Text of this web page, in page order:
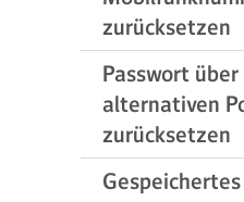
zurücksetzen
Passwort über
alternativen
zurücksetzen